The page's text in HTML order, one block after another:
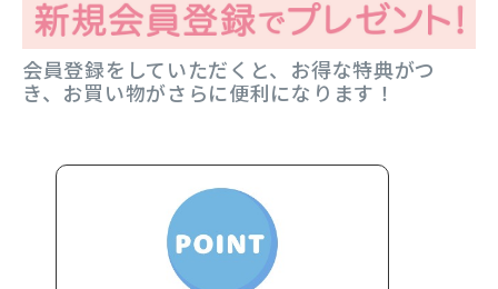
会員登録をしていただくと、お得な特典がつ
き、お買い物がさらに便利になります！